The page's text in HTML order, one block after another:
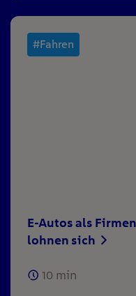
#Fahren
E-Autos als
lohnen sich
10 min